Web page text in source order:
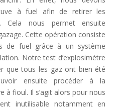
à fuel afin de retirer les
Cela nous permet ensuite
Cette opération consiste
de fuel grâce à un système
Notre test d’explosimètre
que tous les gaz ont bien été
ensuite procéder à la
à fioul. Il s’agit alors pour nous
inutilisable notamment en